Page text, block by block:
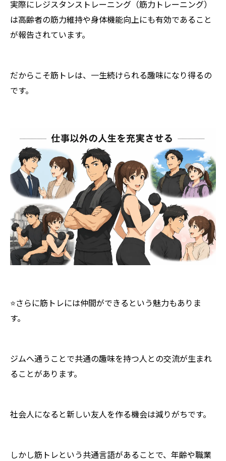
実際にレジスタンストレーニング（筋力トレーニング）
は高齢者の筋力維持や身体機能向上にも有効であること
が報告されています。
だからこそ筋トレは、一生続けられる趣味になり得るの
です。
⭐️さらに筋トレには仲間ができるという魅力もありま
す。
ジムへ通うことで共通の趣味を持つ人との交流が生まれ
ることがあります。
社会人になると新しい友人を作る機会は減りがちです。
しかし筋トレという共通言語があることで、年齢や職業